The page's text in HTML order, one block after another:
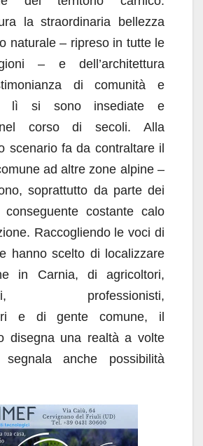
la straordinaria bellezza
naturale – ripreso in tutte le
– e dell’architettura
di comunità e
lì si sono insediate e
nel corso di secoli. Alla
scenario fa da contraltare il
ad altre zone alpine –
soprattutto da parte dei
costante calo
Raccogliendo le voci di
hanno scelto di localizzare
in Carnia, di agricoltori,
professionisti,
e di gente comune, il
disegna una realtà a volte
anche possibilità